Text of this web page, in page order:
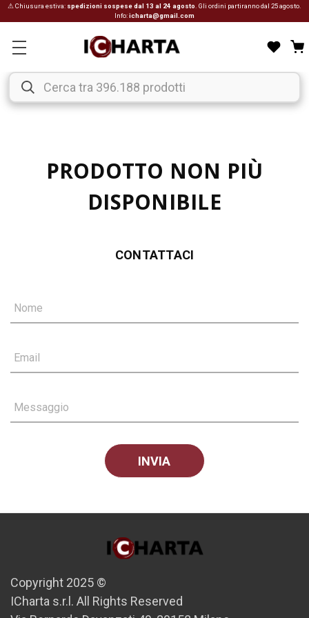
⚠ Chiusura estiva: spedizioni sospese dal 13 al 24 agosto . Gli ordini partiranno dal 25 agosto.
Info:icharta@gmail.com
PRODOTTO NON PIÙ
DISPONIBILE
CONTATTACI
Nome
Email
Messaggio
Copyright 2025 ©
ICharta s.r.l. All Rights Reserved